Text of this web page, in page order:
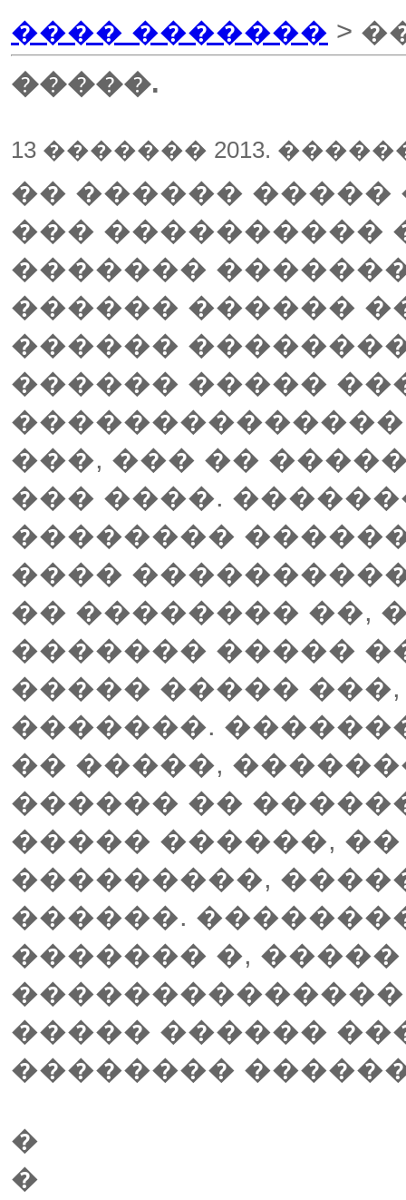
���� ������� >
�����.
13 ������� 2013.
�� ������ �����
��� ����������
�������
������ ������
������
������ �����
���, ��� ��
��� ����.
��������
����
�� �������� ��,
������� �����
����� �����
�������.
�� �����,
������ ��
����� ������,
���������,
������.
������� �,
����� ������
��������
�
�